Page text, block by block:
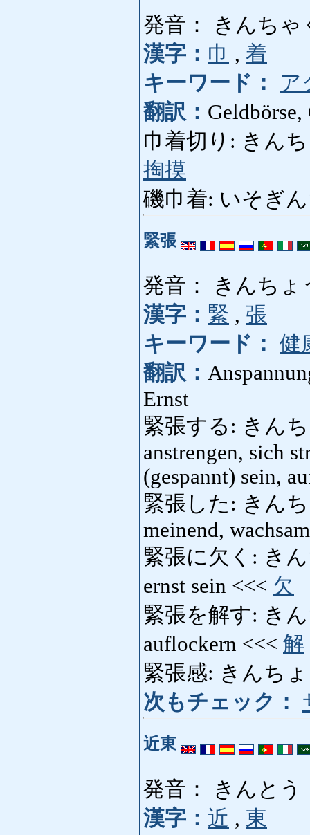
発音： きんちゃ
漢字： 巾 , 着
キーワード：
ア
翻訳： Geldbörse,
巾着切り: きん
掏摸
磯巾着: いそぎん
緊張
発音： きんちょ
漢字： 緊 , 張
キーワード： 健
翻訳：
Ernst
緊張する: きんち
anstrengen, sich
(gespannt) sein,
緊張した: きんち
meinend, wachsam
緊張に欠く: き
ernst sein <<< 欠
緊張を解す: き
auflockern <<< 解
緊張感: きんち
次もチェック：
近東
発音： きんとう
漢字： 近 , 東